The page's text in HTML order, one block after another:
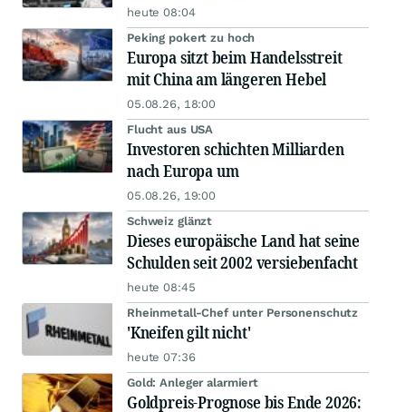
heute 08:04
Peking pokert zu hoch
Europa sitzt beim Handelsstreit
mit China am längeren Hebel
05.08.26, 18:00
Flucht aus USA
Investoren schichten Milliarden
nach Europa um
05.08.26, 19:00
Schweiz glänzt
Dieses europäische Land hat seine
Schulden seit 2002 versiebenfacht
heute 08:45
Rheinmetall-Chef unter Personenschutz
'Kneifen gilt nicht'
heute 07:36
Gold: Anleger alarmiert
Goldpreis-Prognose bis Ende 2026: